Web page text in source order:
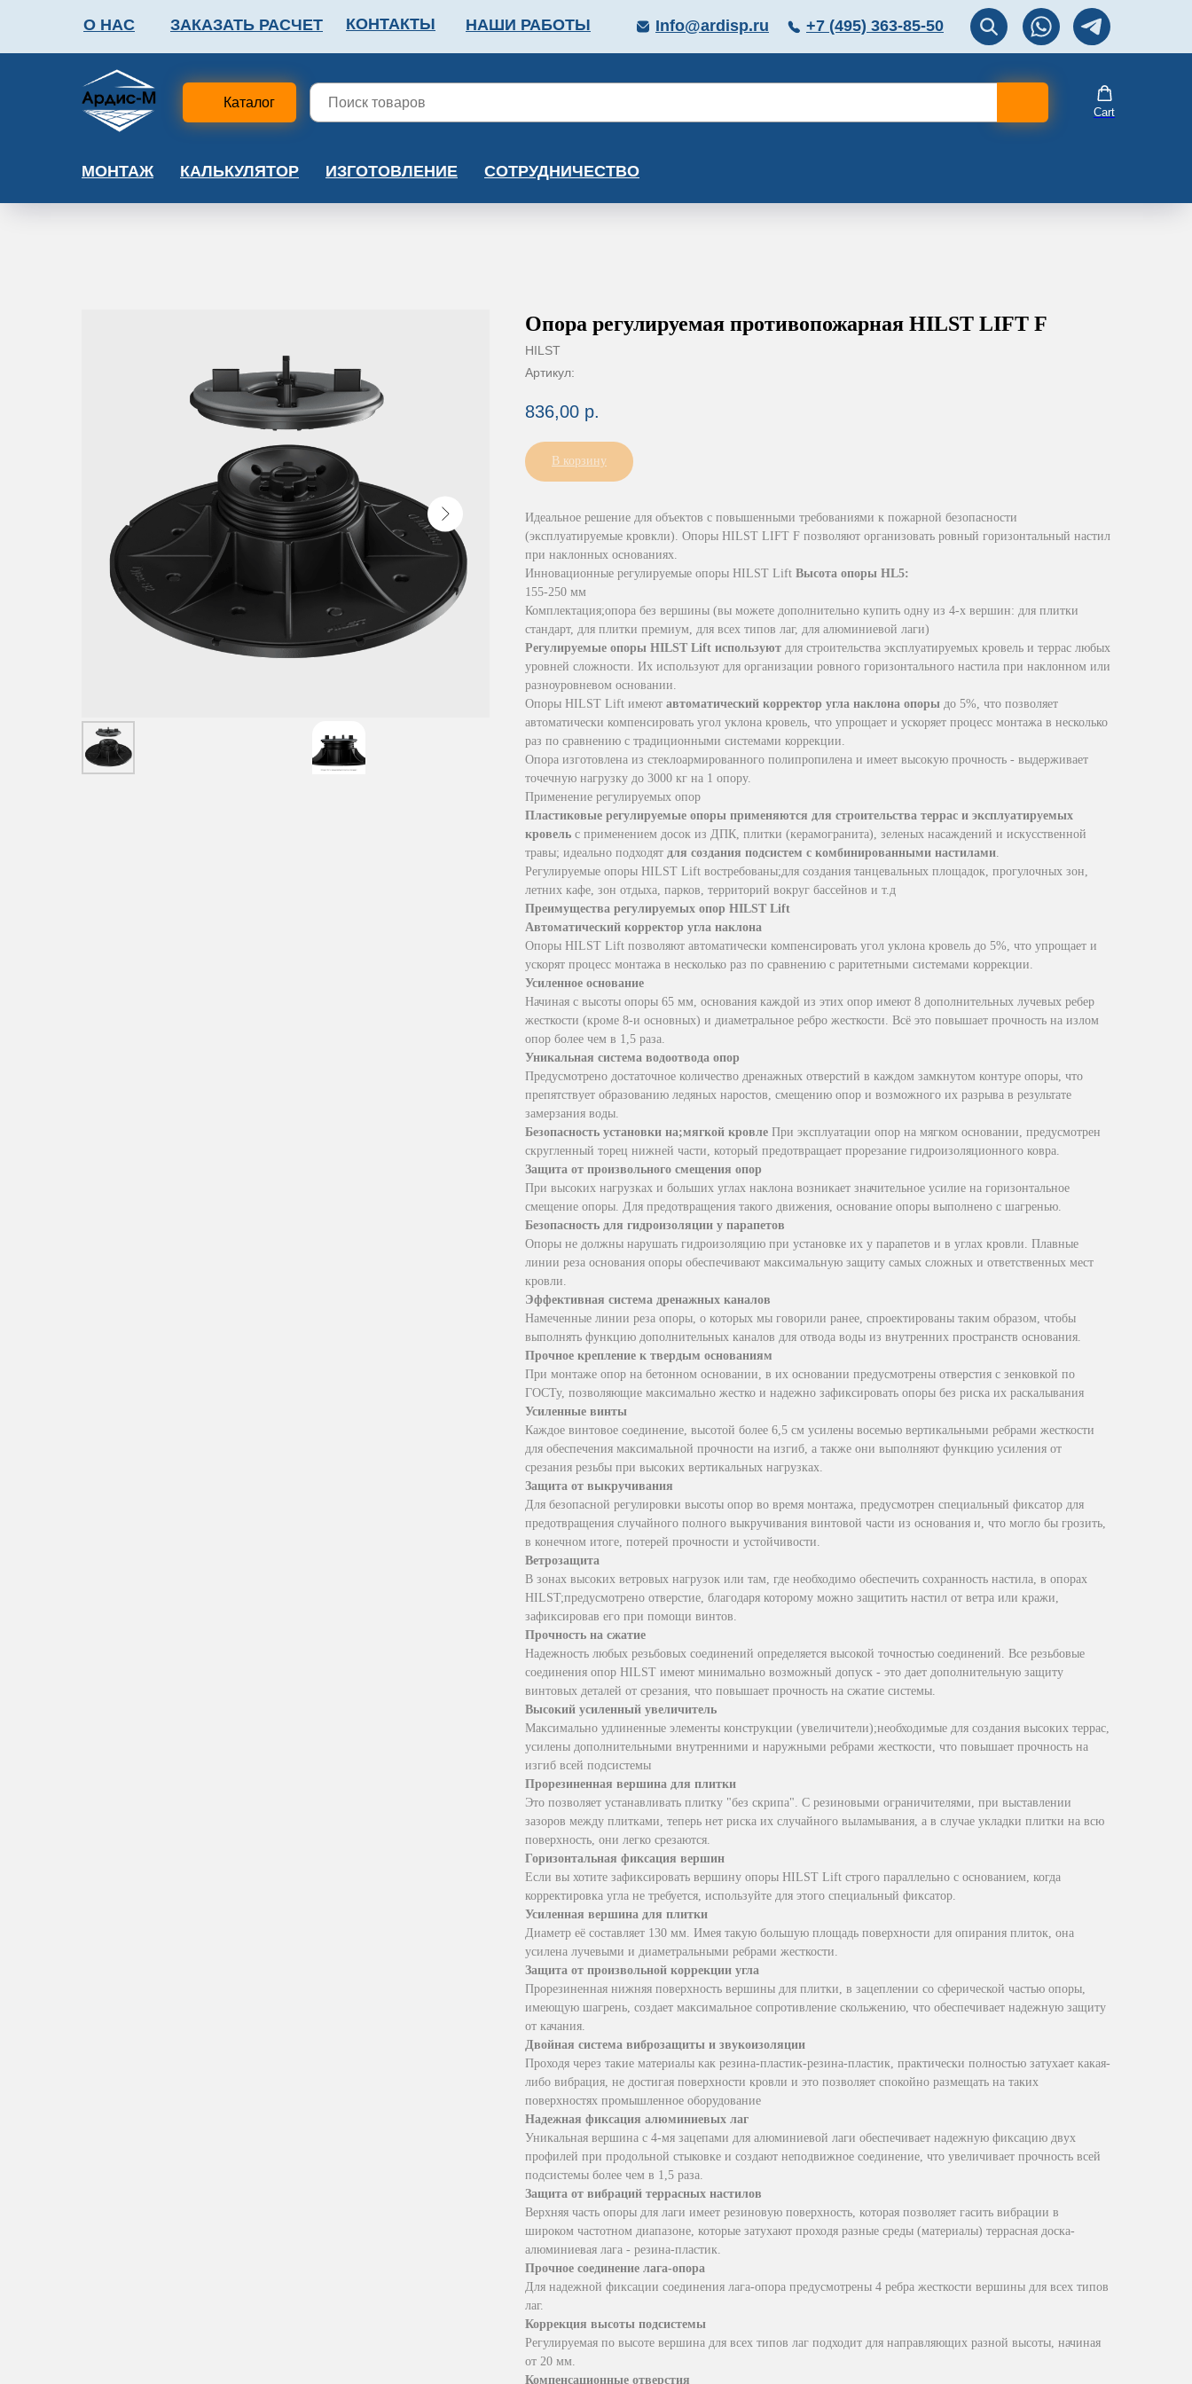
Перезвоните мне!
О НАС ЗАКАЗАТЬ РАСЧЕТ КОНТАКТЫ НАШИ РАБОТЫ +7 (495) 363-85-50
Info@ardisp.ru
ФАЛЬШПОЛ
Каталог
Cart
МОНТАЖ КАЛЬКУЛЯТОР ИЗГОТОВЛЕНИЕ СОТРУДНИЧЕСТВО
Опора регулируемая противопожарная HILST LIFT F
HILST
Артикул:
836,00 р.
В корзину
Идеальное решение для объектов с повышенными требованиями к пожарной безопасности
(эксплуатируемые кровкли). Опоры HILST LIFT F позволяют организовать ровный горизонтальный настил
при наклонных основаниях.
Инновационные регулируемые опоры HILST Lift Высота опоры HL5:
155-250 мм
Комплектация;опора без вершины (вы можете дополнительно купить одну из 4-х вершин: для плитки
стандарт, для плитки премиум, для всех типов лаг, для алюминиевой лаги)
Регулируемые опоры HILST Lift используют для строительства эксплуатируемых кровель и террас любых
уровней сложности. Их используют для организации ровного горизонтального настила при наклонном или
разноуровневом основании.
Опоры HILST Lift имеют автоматический корректор угла наклона опоры до 5%, что позволяет
автоматически компенсировать угол уклона кровель, что упрощает и ускоряет процесс монтажа в несколько
раз по сравнению с традиционными системами коррекции.
Опора изготовлена из стеклоармированного полипропилена и имеет высокую прочность - выдерживает
точечную нагрузку до 3000 кг на 1 опору.
Применение регулируемых опор
Пластиковые регулируемые опоры применяются для строительства террас и эксплуатируемых
кровель с применением досок из ДПК, плитки (керамогранита), зеленых насаждений и искусственной
травы; идеально подходят для создания подсистем с комбинированными настилами
Регулируемые опоры HILST Lift востребованы;для создания танцевальных площадок, прогулочных зон,
летних кафе, зон отдыха, парков, территорий вокруг бассейнов и т.д
Преимущества регулируемых опор HILST Lift
Автоматический корректор угла наклона
Опоры HILST Lift позволяют автоматически компенсировать угол уклона кровель до 5%, что упрощает и
ускорят процесс монтажа в несколько раз по сравнению с раритетными системами коррекции.
Усиленное основание
Начиная с высоты опоры 65 мм, основания каждой из этих опор имеют 8 дополнительных лучевых ребер
жесткости (кроме 8-и основных) и диаметральное ребро жесткости. Всё это повышает прочность на излом
опор более чем в 1,5 раза.
Уникальная система водоотвода опор
Предусмотрено достаточное количество дренажных отверстий в каждом замкнутом контуре опоры, что
препятствует образованию ледяных наростов, смещению опор и возможного их разрыва в результате
замерзания воды.
Безопасность установки на;мягкой кровле При эксплуатации опор на мягком основании, предусмотрен
скругленный торец нижней части, который предотвращает прорезание гидроизоляционного ковра.
Защита от произвольного смещения опор
При высоких нагрузках и больших углах наклона возникает значительное усилие на горизонтальное
смещение опоры. Для предотвращения такого движения, основание опоры выполнено с шагренью.
Безопасность для гидроизоляции у парапетов
Опоры не должны нарушать гидроизоляцию при установке их у парапетов и в углах кровли. Плавные
линии реза основания опоры обеспечивают максимальную защиту самых сложных и ответственных мест
кровли.
Эффективная система дренажных каналов
Намеченные линии реза опоры, о которых мы говорили ранее, спроектированы таким образом, чтобы
выполнять функцию дополнительных каналов для отвода воды из внутренних пространств основания.
Прочное крепление к твердым основаниям
При монтаже опор на бетонном основании, в их основании предусмотрены отверстия с зенковкой по
ГОСТу, позволяющие максимально жестко и надежно зафиксировать опоры без риска их раскалывания
Усиленные винты
Каждое винтовое соединение, высотой более 6,5 см усилены восемью вертикальными ребрами жесткости
для обеспечения максимальной прочности на изгиб, а также они выполняют функцию усиления от
срезания резьбы при высоких вертикальных нагрузках.
Защита от выкручивания
Для безопасной регулировки высоты опор во время монтажа, предусмотрен специальный фиксатор для
предотвращения случайного полного выкручивания винтовой части из основания и, что могло бы грозить,
в конечном итоге, потерей прочности и устойчивости.
Ветрозащита
В зонах высоких ветровых нагрузок или там, где необходимо обеспечить сохранность настила, в опорах
HILST;предусмотрено отверстие, благодаря которому можно защитить настил от ветра или кражи,
зафиксировав его при помощи винтов.
Прочность на сжатие
Надежность любых резьбовых соединений определяется высокой точностью соединений. Все резьбовые
соединения опор HILST имеют минимально возможный допуск - это дает дополнительную защиту
винтовых деталей от срезания, что повышает прочность на сжатие системы.
Высокий усиленный увеличитель
Максимально удлиненные элементы конструкции (увеличители);необходимые для создания высоких террас,
усилены дополнительными внутренними и наружными ребрами жесткости, что повышает прочность на
изгиб всей подсистемы
Прорезиненная вершина для плитки
Это позволяет устанавливать плитку "без скрипа". С резиновыми ограничителями, при выставлении
зазоров между плитками, теперь нет риска их случайного выламывания, а в случае укладки плитки на всю
поверхность, они легко срезаются.
Горизонтальная фиксация вершин
Если вы хотите зафиксировать вершину опоры HILST Lift строго параллельно с основанием, когда
корректировка угла не требуется, используйте для этого специальный фиксатор.
Усиленная вершина для плитки
Диаметр её составляет 130 мм. Имея такую большую площадь поверхности для опирания плиток, она
усилена лучевыми и диаметральными ребрами жесткости.
Защита от произвольной коррекции угла
Прорезиненная нижняя поверхность вершины для плитки, в зацеплении со сферической частью опоры,
имеющую шагрень, создает максимальное сопротивление скольжению, что обеспечивает надежную защиту
от качания.
Двойная система виброзащиты и звукоизоляции
Проходя через такие материалы как резина-пластик-резина-пластик, практически полностью затухает какая-
либо вибрация, не достигая поверхности кровли и это позволяет спокойно размещать на таких
поверхностях промышленное оборудование
Надежная фиксация алюминиевых лаг
Уникальная вершина с 4-мя зацепами для алюминиевой лаги обеспечивает надежную фиксацию двух
профилей при продольной стыковке и создают неподвижное соединение, что увеличивает прочность всей
подсистемы более чем в 1,5 раза.
Защита от вибраций террасных настилов
Верхняя часть опоры для лаги имеет резиновую поверхность, которая позволяет гасить вибрации в
широком частотном диапазоне, которые затухают проходя разные среды (материалы) террасная доска-
алюминиевая лага - резина-пластик.
Прочное соединение лага-опора
Для надежной фиксации соединения лага-опора предусмотрены 4 ребра жесткости вершины для всех типов
лаг.
Коррекция высоты подсистемы
Регулируемая по высоте вершина для всех типов лаг подходит для направляющих разной высоты, начиная
от 20 мм.
Компенсационные отверстия